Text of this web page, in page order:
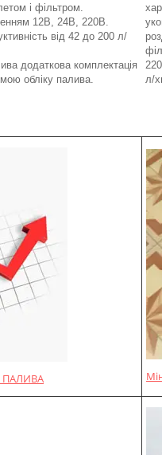
і фільтром.
12В, 24В, 220В.
від 42 до 200 л/
додаткова комплектація
обліку палива.
л/
ПАЛИВА